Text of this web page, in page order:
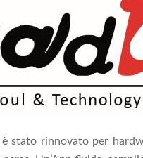
stato rinnovato per